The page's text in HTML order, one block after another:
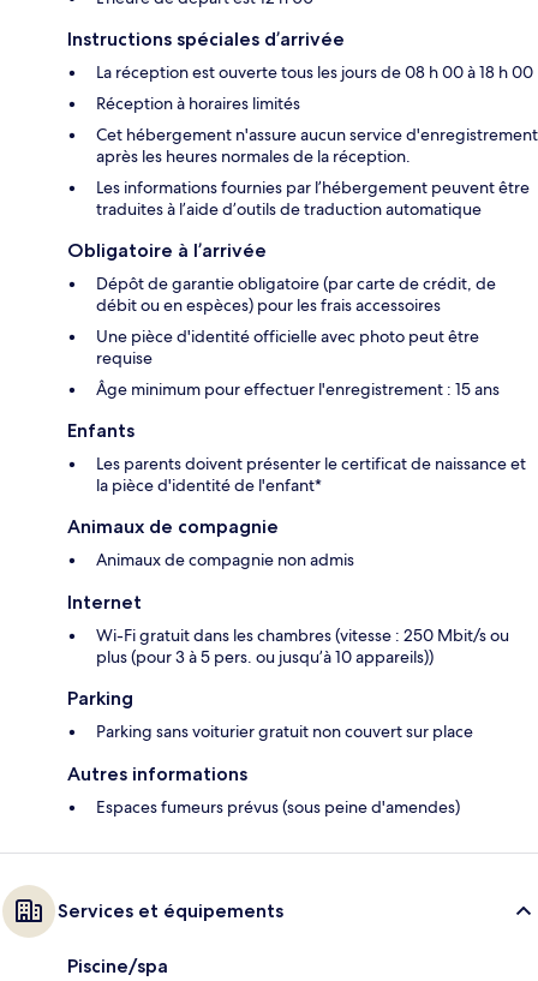
Instructions spéciales d’arrivée
La réception est ouverte tous les jours de 08 h 00 à 18 h 00
Réception à horaires limités
Cet hébergement n'assure aucun service d'enregistrement
après les heures normales de la réception.
Les informations fournies par l’hébergement peuvent être
traduites à l’aide d’outils de traduction automatique
Obligatoire à l’arrivée
Dépôt de garantie obligatoire (par carte de crédit, de
débit ou en espèces) pour les frais accessoires
Une pièce d'identité officielle avec photo peut être
requise
Âge minimum pour effectuer l'enregistrement : 15 ans
Enfants
Les parents doivent présenter le certificat de naissance et
la pièce d'identité de l'enfant*
Animaux de compagnie
Animaux de compagnie non admis
Internet
Wi-Fi gratuit dans les chambres (vitesse : 250 Mbit/s ou
plus (pour 3 à 5 pers. ou jusqu’à 10 appareils))
Parking
Parking sans voiturier gratuit non couvert sur place
Autres informations
Espaces fumeurs prévus (sous peine d'amendes)
Services et équipements
Piscine/spa